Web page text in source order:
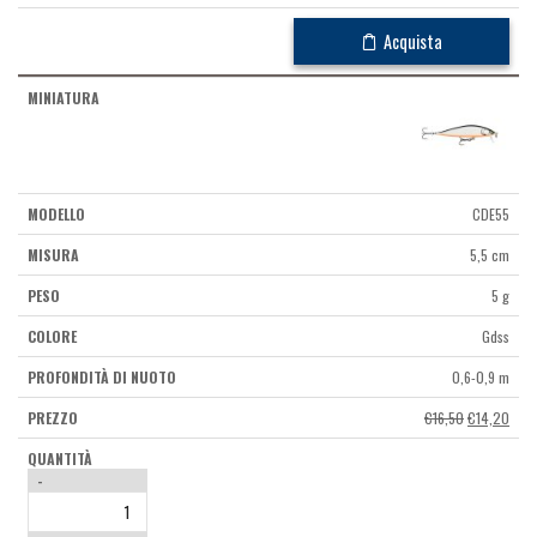
Acquista
CDE55
5,5 cm
5 g
Gdss
0,6-0,9 m
€16,50Il
prezzo
€14,20
-